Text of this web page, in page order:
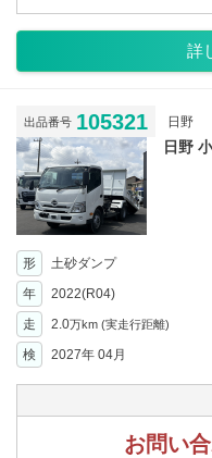
詳
出品番号 105321 日野
日野
形 土砂ダンプ
年
2022(R04)
走 2.0万km (実走行距離)
検
2027年 04月
お問い